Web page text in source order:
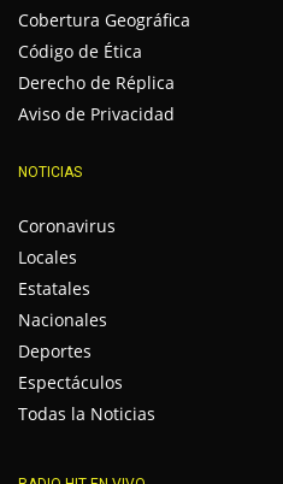
Cobertura Geográfica
Código de Ética
Derecho de Réplica
Aviso de Privacidad
NOTICIAS
Coronavirus
Locales
Estatales
Nacionales
Deportes
Espectáculos
Todas la Noticias